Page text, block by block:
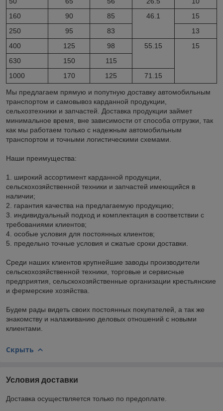
160
90 85 46.1
15
250
95 83
13
400
125 98 55.15
15
630
150
115
1000
170 125 71.15
Мы предлагаем прямую и попутную доставку автомобильным
транспортом и самовывоз карданной продукции,
сельхозтехники и запчастей. Доставка продукции займет
минимальное время, вне зависимости от способа отгрузки, так
как мы работаем только с надежным автомобильным
транспортом и точными логистическими схемами.
Наши преимущества:
1. широкий ассортимент карданной продукции,
сельскохозяйственной техники и запчастей имеющийся в
наличии;
2. гарантия качества на предлагаемую продукцию;
3. индивидуальный подход и комплектация в соответствии с
требованиями клиентов;
4. особые условия для постоянных клиентов;
5. предельно точные условия и сжатые сроки доставки.
Среди наших клиентов крупнейшие заводы производители
сельскохозяйственной техники, торговые и сервисные
предприятия, сельскохозяйственные организации крестьянские
и фермерские хозяйства.
Будем рады видеть своих постоянных покупателей, а так же
знакомству и налаживанию деловых отношений с новыми
клиентами.
Скрыть
Условия доставки
Доставка осуществляется только по предоплате.